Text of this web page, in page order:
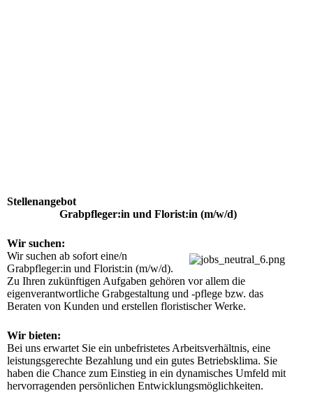
Stellenangebot
Grabpfleger:in und Florist:in (m/w/d)
Wir suchen:
Wir suchen ab sofort eine/n
Grabpfleger:in und Florist:in (m/w/d).
Zu Ihren zukünftigen Aufgaben gehören vor allem die
eigenverantwortliche Grabgestaltung und -pflege bzw. das
Beraten von Kunden und erstellen floristischer Werke.
Wir bieten:
Bei uns erwartet Sie ein unbefristetes Arbeitsverhältnis, eine
leistungsgerechte Bezahlung und ein gutes Betriebsklima. Sie
haben die Chance zum Einstieg in ein dynamisches Umfeld mit
hervorragenden persönlichen Entwicklungsmöglichkeiten.